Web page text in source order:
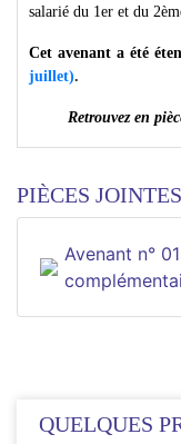
salarié du 1er et du
Cet avenant a été
juillet).
Retrouvez en
PIÈCES JOINTES
Avenant n°
QUELQUES